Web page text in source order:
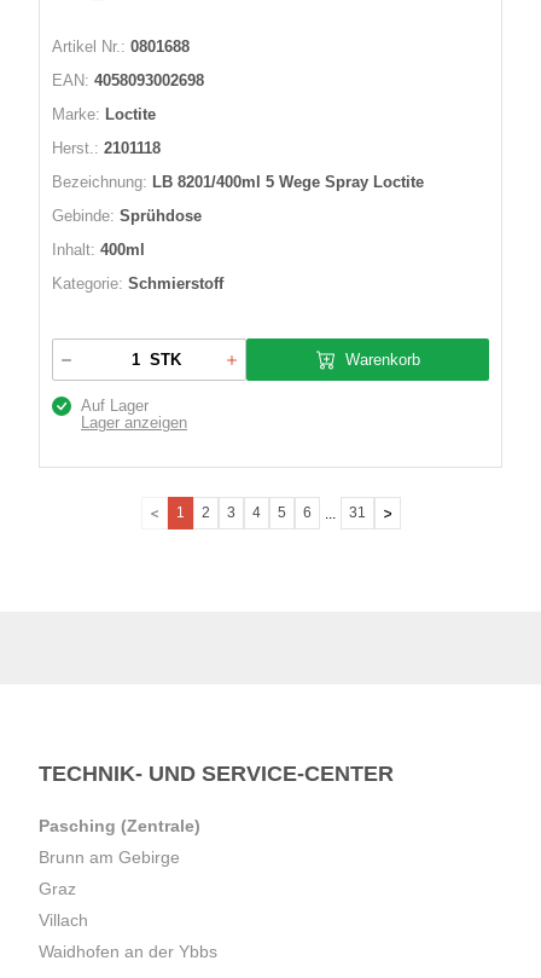
Artikel Nr.: 0801688
EAN: 4058093002698
Marke: Loctite
Herst.: 2101118
Bezeichnung: LB 8201/400ml 5 Wege Spray Loctite
Gebinde: Sprühdose
Inhalt: 400ml
Kategorie: Schmierstoff
STK Warenkorb
Auf Lager
Lager anzeigen
1 2 3 4 5 6 ... 31
TECHNIK- UND SERVICE-CENTER
Pasching (Zentrale)
Brunn am Gebirge
Graz
Villach
Waidhofen an der Ybbs